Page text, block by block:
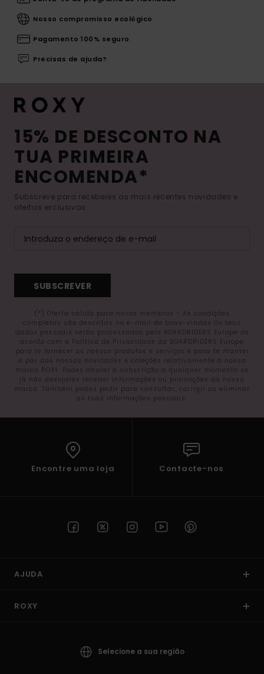
Nosso compromisso ecológico
Pagamento 100% seguro
Precisas de ajuda?
15% DE DESCONTO NA
TUA PRIMEIRA
ENCOMENDA*
Subscreve para receberes as mais recentes novidades e
ofertas exclusivas.
SUBSCREVER
(*) Oferta válida para novos membros - As condições
completas são descritas no e-mail de boas-vindas Os teus
dados pessoais serão processados pela BOARDRIDERS Europe de
acordo com a Política de Privacidade da BOARDRIDERS Europe
para te fornecer os nossos produtos e serviços e para te manter
a par das nossas novidades e coleções relativamente à nossa
marca ROXY. Podes anular a subscrição a qualquer momento se
já não desejares receber informações ou promoções da nossa
marca. Também podes pedir para consultar, corrigir ou eliminar
as tuas informações pessoais.
Encontre uma loja Contacte-nos
AJUDA
ROXY
Selecione a sua região